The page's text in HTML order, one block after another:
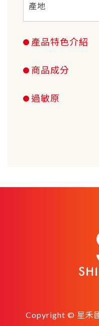
產地
產品特色介紹
商品成分
過敏原
Copyright © 星禾